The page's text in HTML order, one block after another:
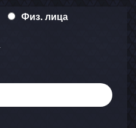
Физ. лица